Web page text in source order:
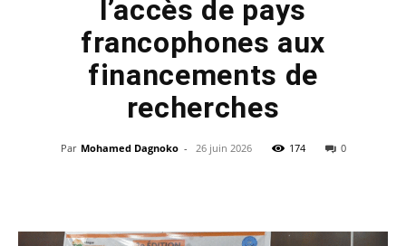
l’accès de pays
francophones aux
financements de
recherches
Par Mohamed Dagnoko - 26 juin 2026 174 0